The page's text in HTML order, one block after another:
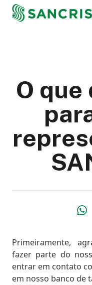
O que
Primeiramente,
fazer parte do
entrar em contato
em nosso banco de